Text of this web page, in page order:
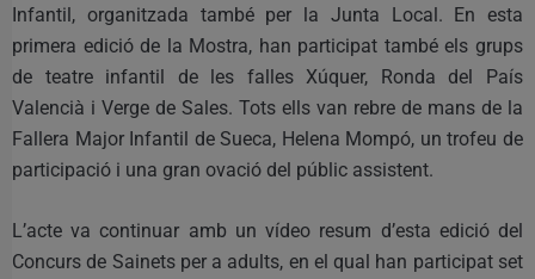
Infantil, organitzada també per la Junta Local. En esta
primera edició de la Mostra, han participat també els grups
de teatre infantil de les falles Xúquer, Ronda del País
Valencià i Verge de Sales. Tots ells van rebre de mans de la
Fallera Major Infantil de Sueca, Helena Mompó, un trofeu de
participació i una gran ovació del públic assistent.
L’acte va continuar amb un vídeo resum d’esta edició del
Concurs de Sainets per a adults, en el qual han participat set